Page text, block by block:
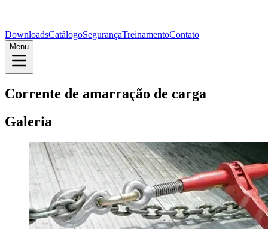
DownloadsCatálogoSegurançaTreinamentoContato
Menu
Corrente de amarração de carga
Galeria